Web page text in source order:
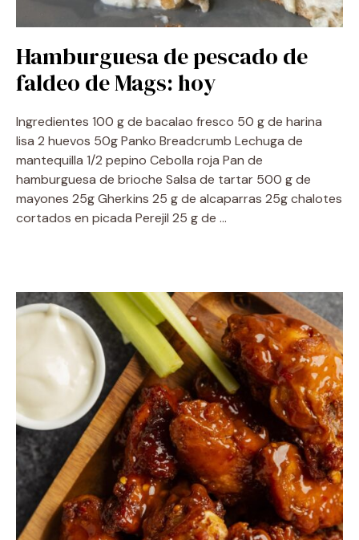
Hamburguesa de pescado de
faldeo de Mags: hoy
Ingredientes 100 g de bacalao fresco 50 g de harina
lisa 2 huevos 50g Panko Breadcrumb Lechuga de
mantequilla 1/2 pepino Cebolla roja Pan de
hamburguesa de brioche Salsa de tartar 500 g de
mayones 25g Gherkins 25 g de alcaparras 25g chalotes
cortados en picada Perejil 25 g de …